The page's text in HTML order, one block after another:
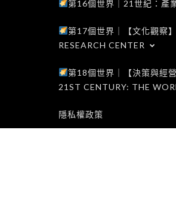
第16個世界｜21世紀：產
第17個世界｜【文化觀察
RESEARCH CENTER
第18個世界｜【決策與經
21ST CENTURY: THE
隱私權政策